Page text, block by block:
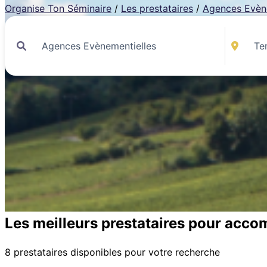
Organise Ton Séminaire / Les prestataires / Agences
Les meilleurs prestataires pour
8 prestataires disponibles pour votre recherche